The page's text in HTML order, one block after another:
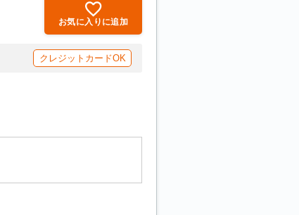
お気に入りに追加
クレジットカードOK